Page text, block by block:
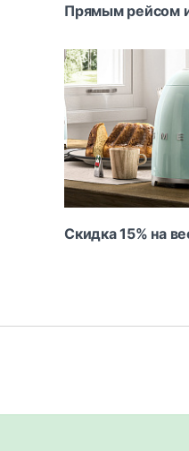
Прямым рейсом
Скидка 15% на